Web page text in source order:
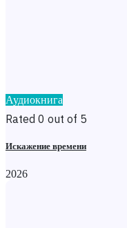
Аудиокнига
Rated 0 out of 5
Искажение времени
2026